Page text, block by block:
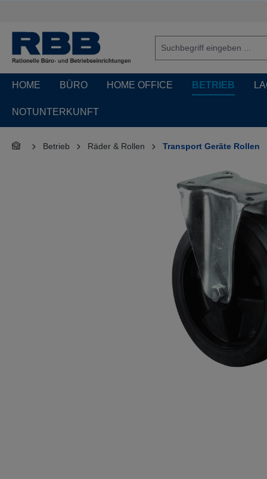
HOME BÜRO HOME OFFICE BETRIEB
NOTUNTERKUNFT
Betrieb Räder & Rollen Transport Geräte Rollen